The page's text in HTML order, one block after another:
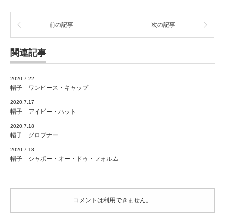
ト
は
前の記事 次の記事
関連記事
2020.7.22
帽子 ワンピース・キャップ
2020.7.17
帽子 アイビー・ハット
2020.7.18
帽子 グロブナー
2020.7.18
帽子 シャポー・オー・ドゥ・フォルム
コメントは利用できません。